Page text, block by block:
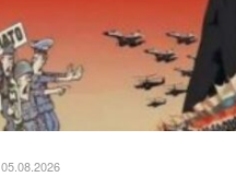
05.08.2026